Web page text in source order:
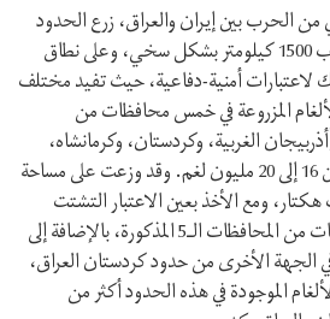
من الحرب بين إيران والعراق، زرع الحدود
بالألغام، وعلى مسافة ما يقارب 1500 كيلومتر بشكل سخي، وعلى نطاق
لاعتبارات أمنية-دفاعية، حيث تفيد مختلف
المزروعة في خمس محافظات من
الغربیة، وکردستان، وکرمانشاه،
وإیلام، وخوزستان) بلغ ما بين 16 إلى 20 مليون لغم. وقد وزعت على مساحة
4 ملايين و200 ألف هكتار، ومع الأخذ بعين الاعتبار التشتت
الجغرافي للأكراد في 4 محافظات من المحافظات الـ5 المذكورة، بالإضافة إلى
لغم في الجهة الأخرى من حدود كردستان العراق،
الموجودة في هذه الحدود أكثر من